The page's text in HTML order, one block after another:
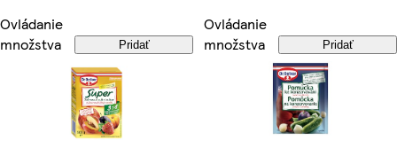
Ovládanie
množstva
Pridať
Ovládanie
množstva
Pridať